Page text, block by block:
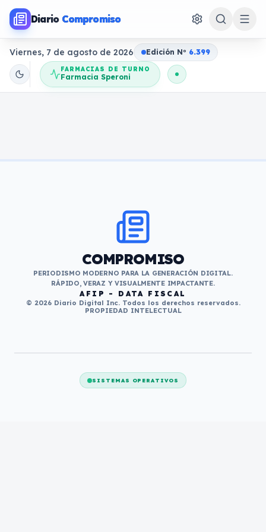
Diario Compromiso
Viernes, 7 de agosto de 2026 Edición No 6.399
FARMACIAS DE TURNO
Farmacia Speroni
COMPROMISO
PERIODISMO MODERNO PARA LA GENERACIÓN DIGITAL.
RÁPIDO, VERAZ Y VISUALMENTE IMPACTANTE.
AFIP - DATA FISCAL
© 2026 Diario Digital Inc. Todos los derechos reservados.
PROPIEDAD INTELECTUAL
SISTEMAS OPERATIVOS